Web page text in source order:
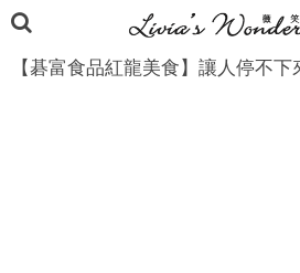
【碁富食品紅龍美食】讓人停不